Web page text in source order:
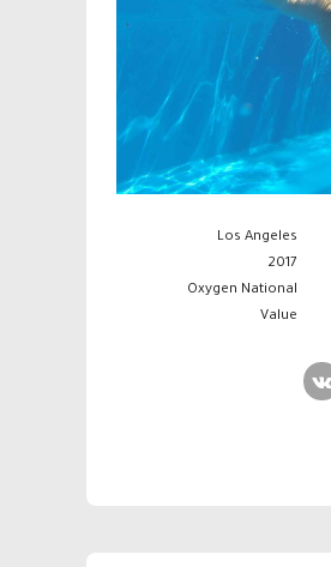
Los Angeles
2017
Oxygen National
Value